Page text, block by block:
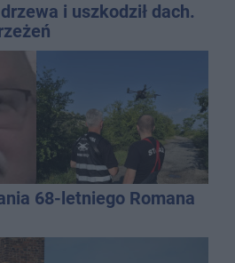
i uszkodził dach.
68-letniego Romana